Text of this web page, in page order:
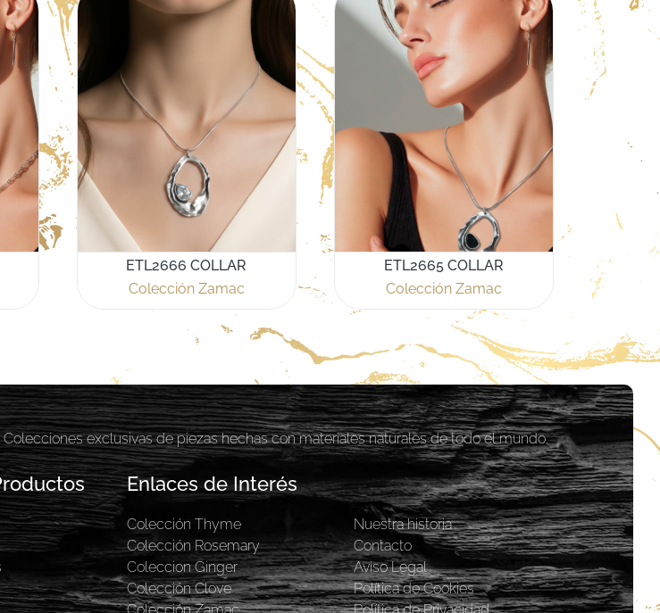
ETL2666 COLLAR
Colección Zamac
ETL2665 COLLAR
Colección Zamac
exclusivas de piezas hechas con materiales naturales de todo el mundo.
Enlaces de Interés
Colección Thyme
Colección Rosemary
Coleccion Ginger
Colección Clove
Nuestra historia
Contacto
Aviso Legal
Política de Cookies